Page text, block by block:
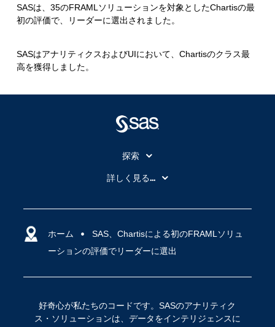
SASは、35のFRAMLソリューションを対象としたChartisの最
初の評価で、リーダーに選出されました。
SASはアナリティクスおよびUIにおいて、Chartisのクラス最
高を獲得しました。
ホーム
SAS、Chartisによる初のFRAMLソリュ
ーションの評価でリーダーに選出
好奇心が私たちのコードです。SASのアナリティク
ス・ソリューションは、データをインテリジェンスに
探索
My SAS
SASを選ぶ理由
アクセシビリティ
イベント
ソリューション
詳しく見る...
クラウド・コンピューティング
データサイエンス
デジタル・トランスフォーメーション